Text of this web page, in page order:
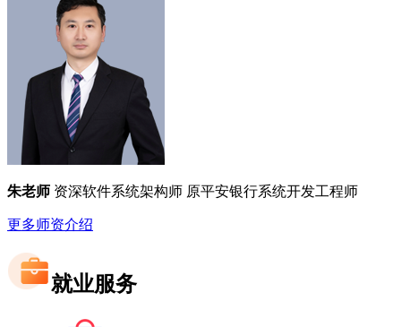
朱老师 资深软件系统架构师 原平安银行系统开发工程师
更多师资介绍
就业服务